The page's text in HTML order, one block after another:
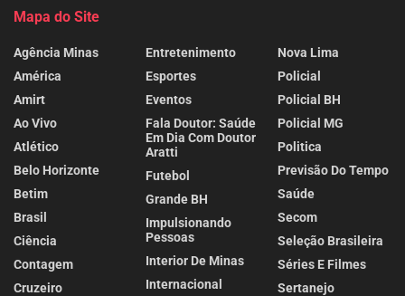
Mapa do Site
Agência Minas
América
Amirt
Ao Vivo
Atlético
Belo Horizonte
Betim
Brasil
Ciência
Contagem
Cruzeiro
Entretenimento
Esportes
Eventos
Fala Doutor: Saúde
Em Dia Com Doutor
Aratti
Futebol
Grande BH
Impulsionando
Pessoas
Interior De Minas
Internacional
Nova Lima
Policial
Policial BH
Policial MG
Politica
Previsão Do Tempo
Saúde
Secom
Seleção Brasileira
Séries E Filmes
Sertanejo